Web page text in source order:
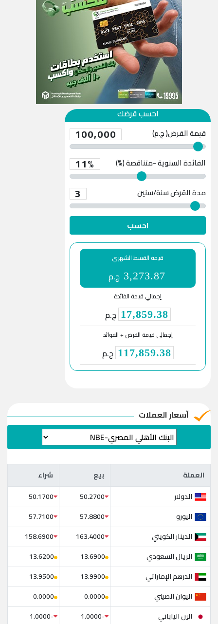
احسب قرضك
قيمة القرض( ج.م) 100,000
الفائدة السنوية -متناقصة (%) 11%
مدة القرض 3 سنة/سنين
احسب
قيمة القسط الشهري
3,273.87 ج.م
إجمالي قيمة الفائدة
17,859.38 ج.م
إجمالي قيمة القرض + الفوائد
117,859.38 ج.م
آسعار العملات
العملة بيع شراء العملة بيع
شراء
الدولار
50.2700
50.1700
اليورو
57.8800
57.7100
الدينار الكويتي
163.4000
158.6900
الريال السعودي
13.6900
13.6200
الدرهم الإماراتي
13.9900
13.9500
اليوان الصيني
0.0000
0.0000
الين الياباني
-1.0000
-1.0000